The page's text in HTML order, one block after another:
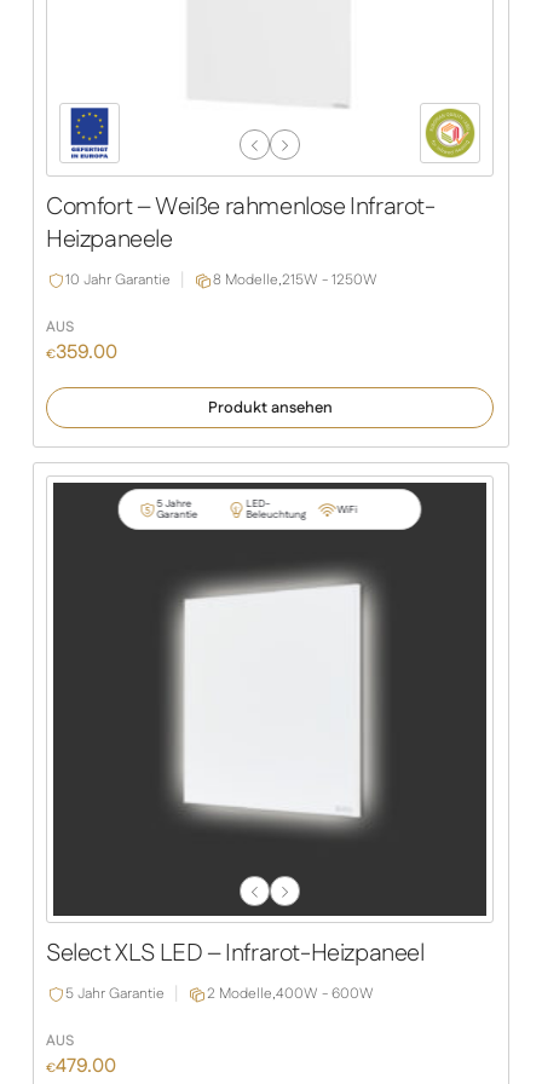
Previous
Next
Comfort – Weiße rahmenlose Infrarot-
Heizpaneele
10 Jahr Garantie 8 Modelle,215W - 1250W
AUS
€359.00
Produkt ansehen
5 Jahre
Garantie
LED-
Beleuchtung WiFi
Previous
Next
Select XLS LED – Infrarot-Heizpaneel
5 Jahr Garantie 2 Modelle,400W - 600W
AUS
€479.00